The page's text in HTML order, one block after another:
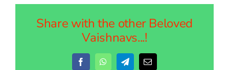
Share with the other Beloved
Vaishnavs...!
FacebookWhatsAppTelegramEmail